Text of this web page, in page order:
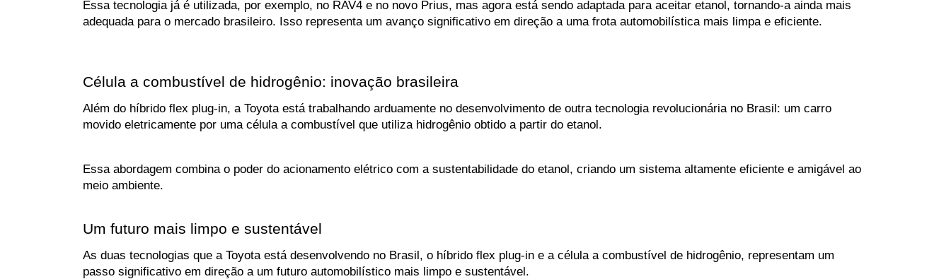
Essa tecnologia já é utilizada, por exemplo, no RAV4 e no novo Prius, mas agora está sendo adaptada para aceitar etanol, tornando-a ainda mais
adequada para o mercado brasileiro. Isso representa um avanço significativo em direção a uma frota automobilística mais limpa e eficiente.
Célula a combustível de hidrogênio: inovação brasileira
Além do híbrido flex plug-in, a Toyota está trabalhando arduamente no desenvolvimento de outra tecnologia revolucionária no Brasil: um carro
movido eletricamente por uma célula a combustível que utiliza hidrogênio obtido a partir do etanol.
Essa abordagem combina o poder do acionamento elétrico com a sustentabilidade do etanol, criando um sistema altamente eficiente e amigável ao
meio ambiente.
Um futuro mais limpo e sustentável
As duas tecnologias que a Toyota está desenvolvendo no Brasil, o híbrido flex plug-in e a célula a combustível de hidrogênio, representam um
passo significativo em direção a um futuro automobilístico mais limpo e sustentável.